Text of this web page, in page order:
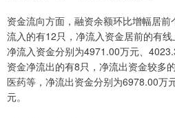
资金流向方面，融资余额环比增幅居
流入的有12只，净流入资金居前的有线
净流入资金分别为4971.00万元、
资金净流出的有8只，净流出资金较多
医药等，净流出资金分别为6978.00万
元。